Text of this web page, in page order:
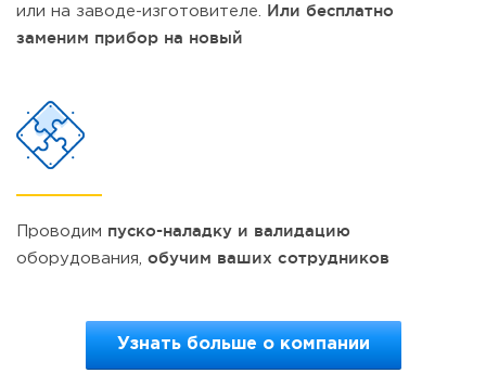
или на заводе-изготовителе. Или бесплатно
заменим прибор на новый
Проводим пуско-наладку и валидацию
оборудования, обучим ваших cотрудников
Узнать больше о компании